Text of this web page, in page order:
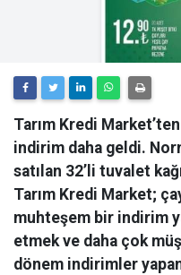
Tarım Kredi
indirim daha geldi.
satılan 32’li tuvalet
Tarım Kredi Market;
muhteşem bir indirim
etmek ve daha çok
dönem indirimler